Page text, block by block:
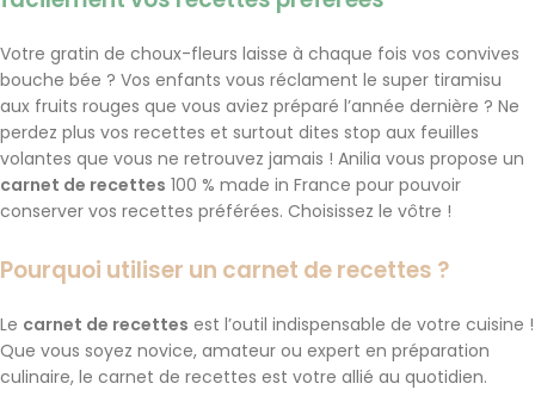
Votre gratin de choux-fleurs laisse à chaque fois vos convives
bouche bée ? Vos enfants vous réclament le super tiramisu
aux fruits rouges que vous aviez préparé l’année dernière ? Ne
perdez plus vos recettes et surtout dites stop aux feuilles
volantes que vous ne retrouvez jamais ! Anilia vous propose un
carnet de recettes 100 % made in France pour pouvoir
conserver vos recettes préférées. Choisissez le vôtre !
Pourquoi utiliser un carnet de recettes ?
Le carnet de recettes est l’outil indispensable de votre cuisine !
Que vous soyez novice, amateur ou expert en préparation
culinaire, le carnet de recettes est votre allié au quotidien.